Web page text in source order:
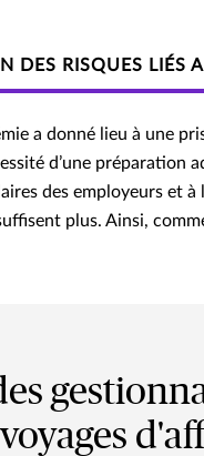
DES RISQUES LIÉS
a donné lieu à une
d’une préparation
des employeurs et
plus. Ainsi,